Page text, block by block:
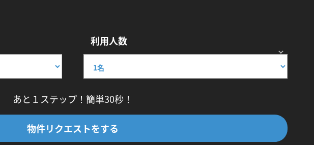
利用人数
あと１ステップ！簡単30秒！
物件リクエストをする